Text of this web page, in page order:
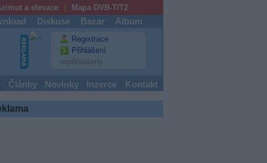
a elevace Mapa DVB-T/T2
Diskuse Bazar Album
Registrace
Přihlášení
nepřihlášený
Články Novinky Inzerce Kontakt